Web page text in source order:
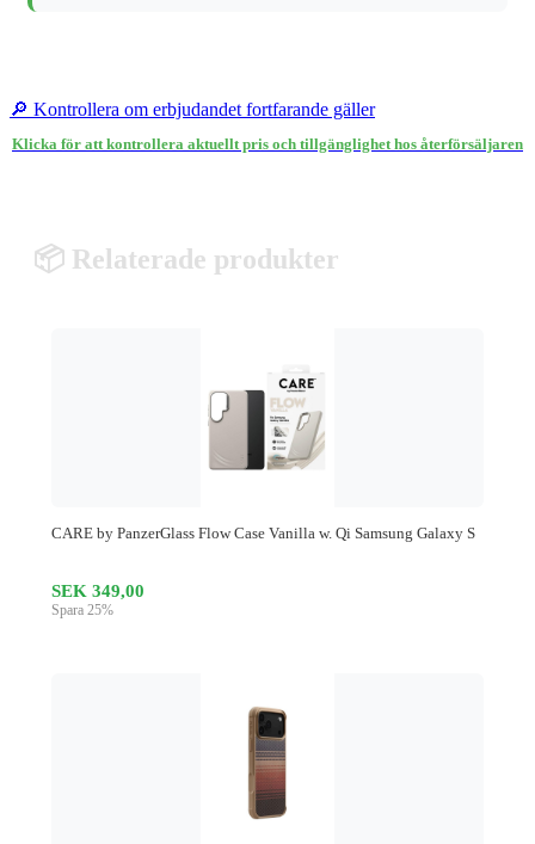
🔎 Kontrollera om erbjudandet fortfarande gäller
Klicka för att kontrollera aktuellt pris och tillgänglighet hos återförsäljaren
📦 Relaterade produkter
CARE by PanzerGlass Flow Case Vanilla w. Qi Samsung Galaxy S
SEK 349,00
Spara 25%